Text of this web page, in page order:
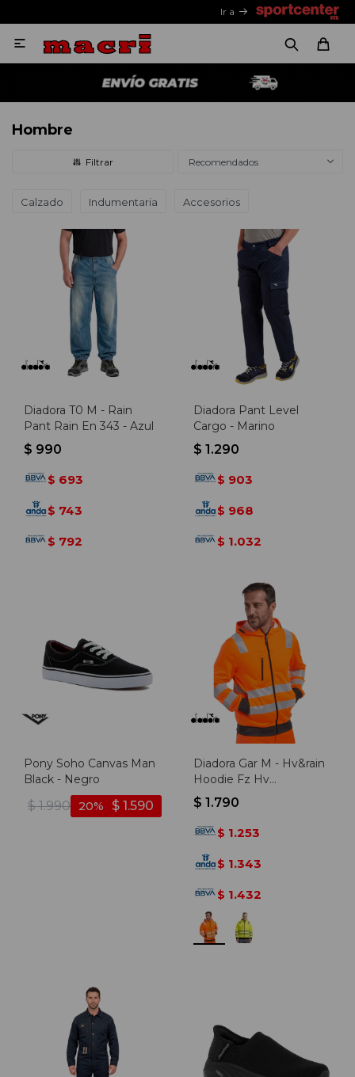
Ir a

Hombre
Recomendados
Calzado Indumentaria Accesorios
Diadora T0 M - Rain
Pant Rain En 343 - Azul
$ 990
$ 693
$ 743
$ 792
Diadora Pant Level
Cargo - Marino
$ 1.290
$ 903
$ 968
$ 1.032
Pony Soho Canvas Man
Black - Negro
$ 1.990 $ 1.590
20
Diadora Gar M - Hv&rain
Hoodie Fz Hv
20471:2013 2 - Naranja
$ 1.790
$ 1.253
$ 1.343
$ 1.432